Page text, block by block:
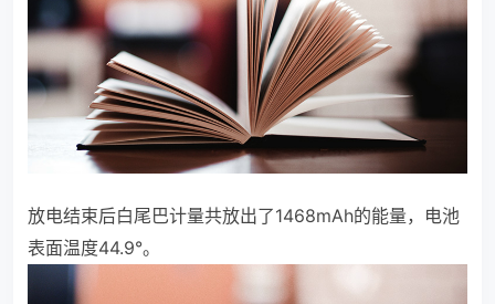
放电结束后白尾巴计量共放出了1468mAh的能量，电池
表面温度44.9°。